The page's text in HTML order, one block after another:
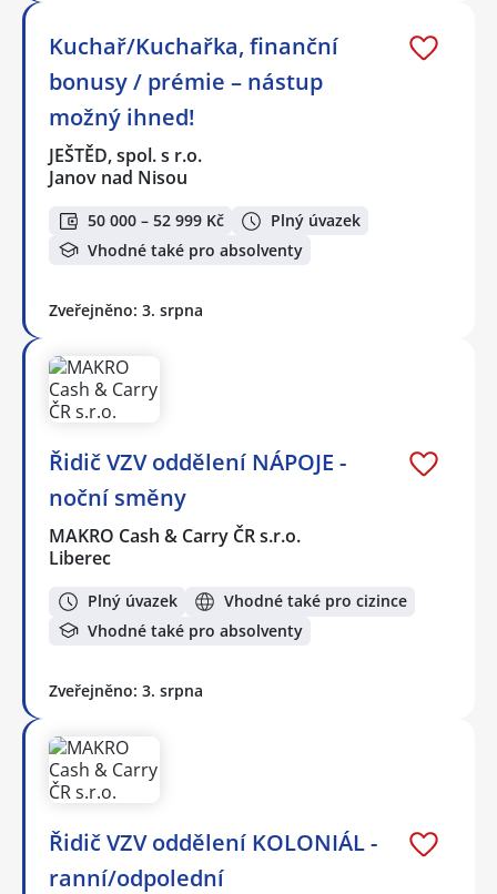
Kuchař/Kuchařka, finanční
bonusy / prémie – nástup
možný ihned!
JEŠTĚD, spol. s r.o.
Janov nad Nisou
50 000 – 52 999 Kč
Plný úvazek
Vhodné také pro absolventy
Zveřejněno: 3. srpna
Řidič VZV oddělení NÁPOJE -
noční směny
MAKRO Cash & Carry ČR s.r.o.
Liberec
Plný úvazek
Vhodné také pro cizince
Vhodné také pro absolventy
Zveřejněno: 3. srpna
Řidič VZV oddělení KOLONIÁL -
ranní/odpolední